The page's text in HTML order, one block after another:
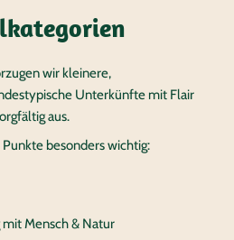
wir kleinere,
Unterkünfte mit Flair
aus.
besonders wichtig:
Mensch & Natur